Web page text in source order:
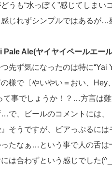
うも“水っぽく”感じてしま
じれずシンプルではあるが
Pale Ale(ヤイヤイペールエー
先ず気になったのは特に“Yai
様で〔やいやい＝おい、Hey
て事でしょうか！？…方言は
で、ビールのコメントには、
』そうですが、ビアっぷるに
たなぁ…という事で人の舌
は合わずという感じでした